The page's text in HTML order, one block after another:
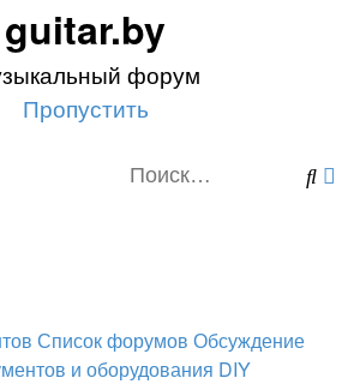
guitar.by
форум
Пропустить
Список форумов Обсуждение
и оборудования DIY